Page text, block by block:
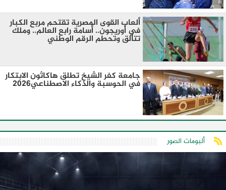
ألعاب القوى المصرية تقتحم مربع الكبار
في أوريجون.. أسامة رابع العالم.. وملك
تتألق وتحطم الرقم الوطني
جامعة كفر الشيخ تطلق هاكاثون الابتكار
في الحوسبة والذكاء الاصطناعي2026
ألبومات الصور